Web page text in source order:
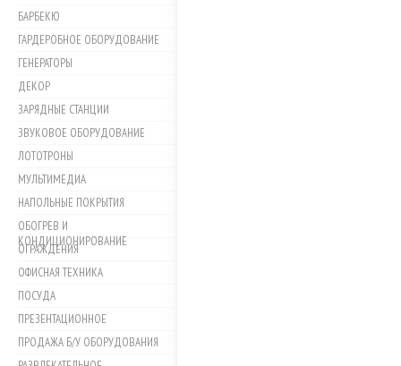
БАРБЕКЮ
ГАРДЕРОБНОЕ ОБОРУДОВАНИЕ
ГЕНЕРАТОРЫ
ДЕКОР
ЗАРЯДНЫЕ СТАНЦИИ
ЗВУКОВОЕ ОБОРУДОВАНИЕ
ЛОТОТРОНЫ
МУЛЬТИМЕДИА
НАПОЛЬНЫЕ ПОКРЫТИЯ
ОБОГРЕВ И
КОНДИЦИОНИРОВАНИЕ
ОГРАЖДЕНИЯ
ОФИСНАЯ ТЕХНИКА
ПОСУДА
ПРЕЗЕНТАЦИОННОЕ
ПРОДАЖА Б/У ОБОРУДОВАНИЯ